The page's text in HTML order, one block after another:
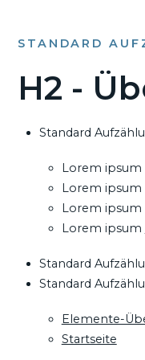
STANDARD
H2 -
Standard
Lorem ipsum
Lorem ipsum
Lorem ipsum
Lorem ipsum
Standard
Standard
Elemente-
Startseite